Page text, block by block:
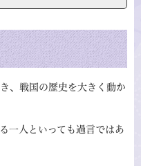
、戦国の歴史を大きく動か
一人といっても過言ではあ